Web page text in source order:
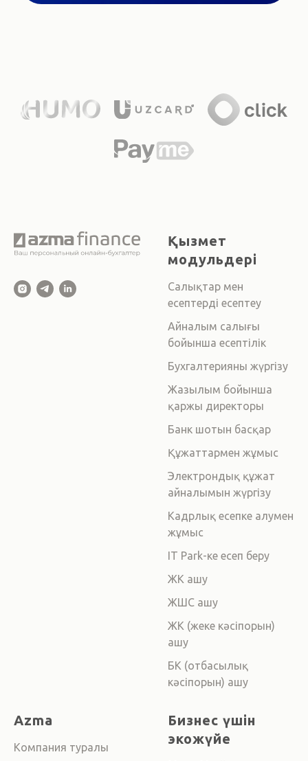
Қызмет
модульдері
Салықтар мен
есептерді есептеу
Айналым салығы
бойынша есептілік
Бухгалтерияны жүргізу
Жазылым бойынша
қаржы директоры
Банк шотын басқар
Құжаттармен жұмыс
Электрондық құжат
айналымын жүргізу
Кадрлық есепке алумен
жұмыс
IT Park-ке есеп беру
ЖК ашу
ЖШС ашу
ЖК (жеке кәсіпорын)
ашу
БК (отбасылық
кәсіпорын) ашу
Azma
Компания туралы
Бизнес үшін
экожүйе